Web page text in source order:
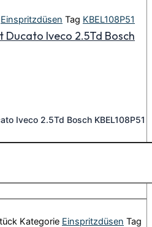
Einspritzdüsen Tag KBEL108P51
Ducato Iveco 2.5Td Bosch
Iveco 2.5Td Bosch KBEL108P51
Kategorie Einspritzdüsen Tag